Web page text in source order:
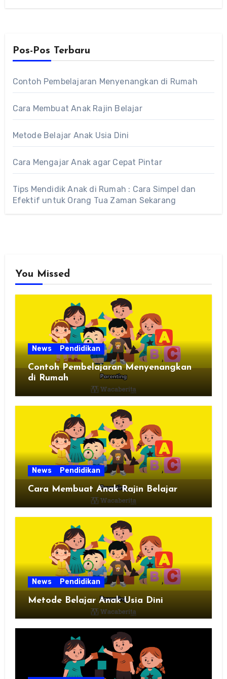
Pos-Pos Terbaru
Contoh Pembelajaran Menyenangkan di Rumah
Cara Membuat Anak Rajin Belajar
Metode Belajar Anak Usia Dini
Cara Mengajar Anak agar Cepat Pintar
Tips Mendidik Anak di Rumah : Cara Simpel dan
Efektif untuk Orang Tua Zaman Sekarang
You Missed
News Pendidikan
Contoh Pembelajaran Menyenangkan
di Rumah
News Pendidikan
Cara Membuat Anak Rajin Belajar
News Pendidikan
Metode Belajar Anak Usia Dini